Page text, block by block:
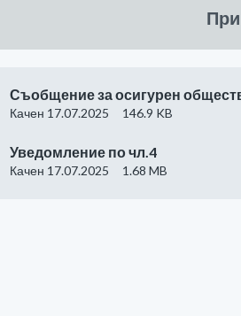
Съобщение за осигурен
Качен 17.07.2025 146.9 KB
Уведомление по чл.4
Качен 17.07.2025 1.68 MB